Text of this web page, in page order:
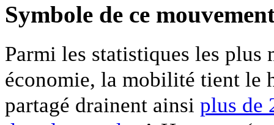
Symbole de ce
Parmi les statistiques les plus
économie, la mobilité tient le
partagé drainent ainsi plus de